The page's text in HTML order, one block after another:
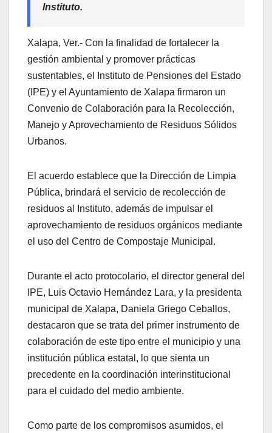
Instituto.
Xalapa, Ver.- Con la finalidad de fortalecer la
gestión ambiental y promover prácticas
sustentables, el Instituto de Pensiones del Estado
(IPE) y el Ayuntamiento de Xalapa firmaron un
Convenio de Colaboración para la Recolección,
Manejo y Aprovechamiento de Residuos Sólidos
Urbanos.
El acuerdo establece que la Dirección de Limpia
Pública, brindará el servicio de recolección de
residuos al Instituto, además de impulsar el
aprovechamiento de residuos orgánicos mediante
el uso del Centro de Compostaje Municipal.
Durante el acto protocolario, el director general del
IPE, Luis Octavio Hernández Lara, y la presidenta
municipal de Xalapa, Daniela Griego Ceballos,
destacaron que se trata del primer instrumento de
colaboración de este tipo entre el municipio y una
institución pública estatal, lo que sienta un
precedente en la coordinación interinstitucional
para el cuidado del medio ambiente.
Como parte de los compromisos asumidos, el